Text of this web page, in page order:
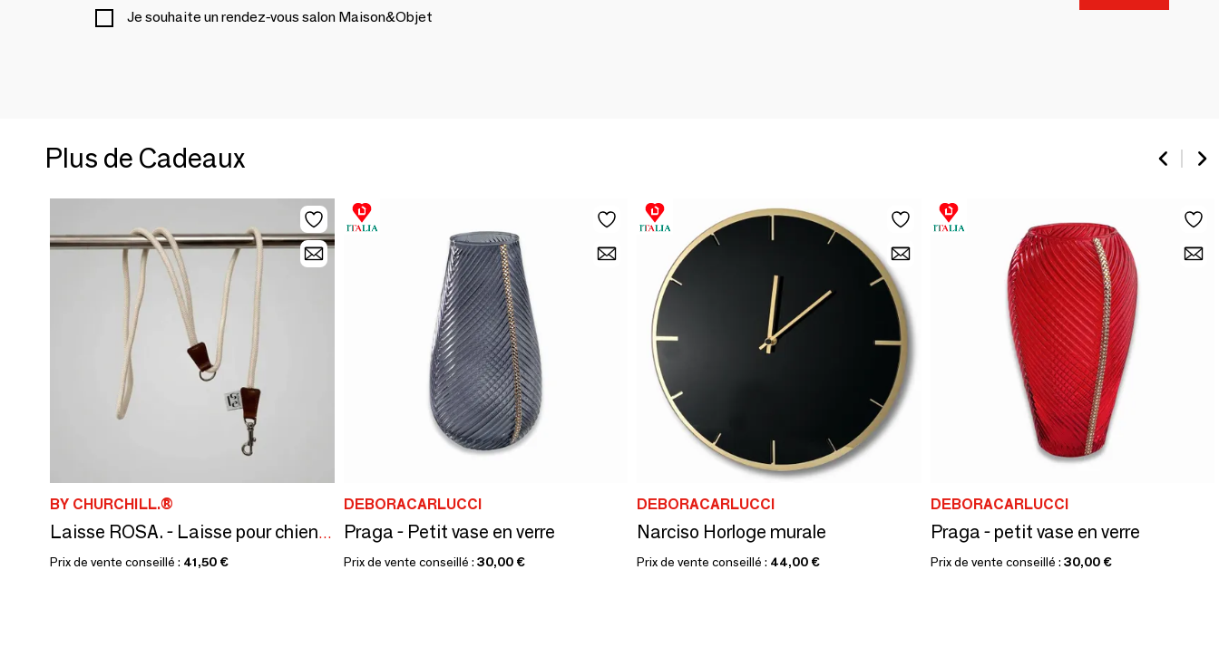
Je souhaite un rendez-vous salon Maison&Objet
Plus de Cadeaux
BY CHURCHILL.®
Laisse ROSA. - Laisse pour chien - Blanc Crème - 175 cm
Prix de vente conseillé : 41,50 €
DEBORACARLUCCI
Praga - Petit vase en verre
Prix de vente conseillé : 30,00 €
DEBORACARLUCCI
Narciso Horloge murale
Prix de vente conseillé : 44,00 €
DEBORACARLUCCI
Praga - petit vase en verre
Prix de vente conseillé : 30,00 €